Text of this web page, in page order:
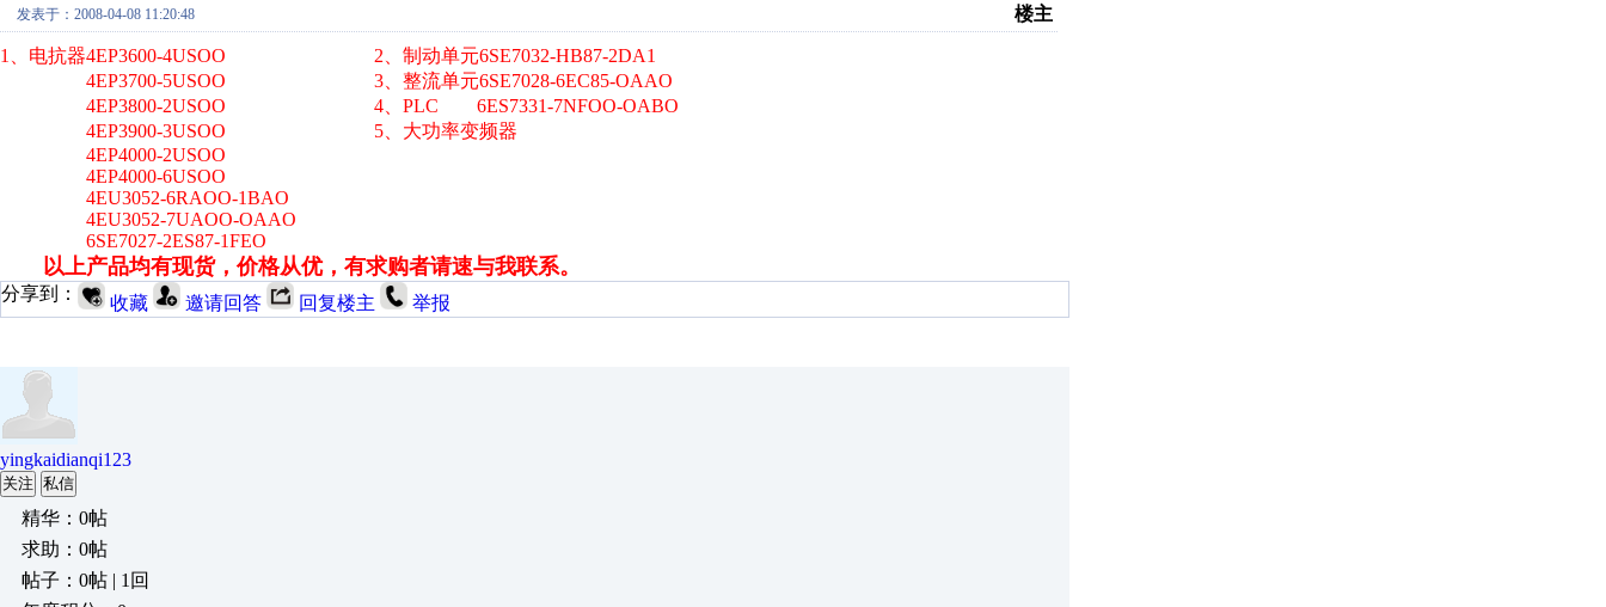
发表于：2008-04-08 11:20:48 楼主
1、电抗器4EP3600-4USOO 2、制动单元6SE7032-HB87-2DA1
4EP3700-5USOO 3、整流单元6SE7028-6EC85-OAAO
4EP3800-2USOO 4、PLC 6ES7331-7NFOO-OABO
4EP3900-3USOO 5、大功率变频器
4EP4000-2USOO
4EP4000-6USOO
4EU3052-6RAOO-1BAO
4EU3052-7UAOO-OAAO
6SE7027-2ES87-1FEO
以上产品均有现货，价格从优，有求购者请速与我联系。
分享到： 收藏 邀请回答 回复楼主 举报
yingkaidianqi123
关注 私信
精华：0帖
求助：0帖
帖子：0帖 | 1回